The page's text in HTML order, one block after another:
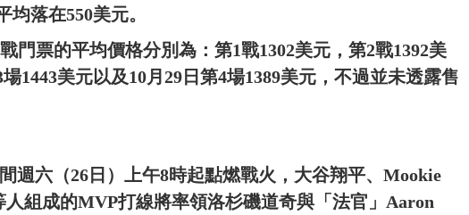
落在550美元。
門票的平均價格分別為：第1戰1302美元，第2戰1392美
1443美元以及10月29日第4場1389美元，不過並未透露售
週六（26日）上午8時起點燃戰火，大谷翔平、Mookie
人組成的MVP打線將率領洛杉磯道奇與「法官」Aaron